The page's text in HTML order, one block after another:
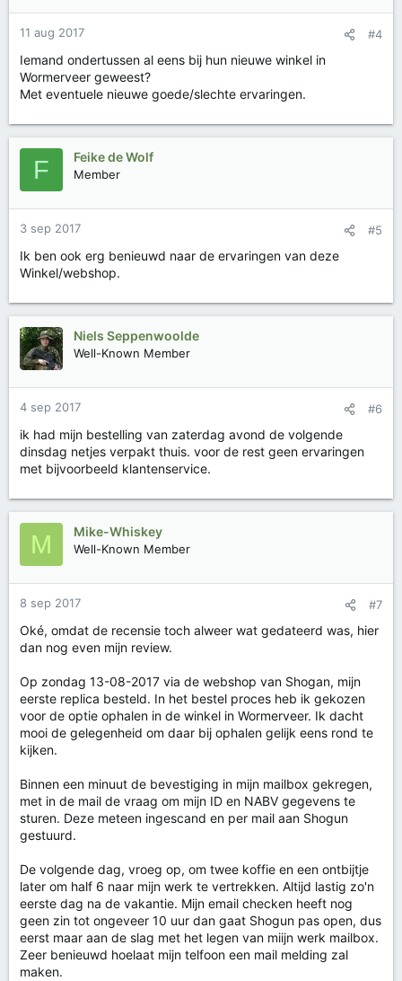
11 aug 2017 #4
Iemand ondertussen al eens bij hun nieuwe winkel in
Wormerveer geweest?
Met eventuele nieuwe goede/slechte ervaringen.
F Feike de Wolf
Member
3 sep 2017 #5
Ik ben ook erg benieuwd naar de ervaringen van deze
Winkel/webshop.
Niels Seppenwoolde
Well-Known Member
4 sep 2017 #6
ik had mijn bestelling van zaterdag avond de volgende
dinsdag netjes verpakt thuis. voor de rest geen ervaringen
met bijvoorbeeld klantenservice.
M Mike-Whiskey
Well-Known Member
8 sep 2017 #7
Oké, omdat de recensie toch alweer wat gedateerd was, hier
dan nog even mijn review.
Op zondag 13-08-2017 via de webshop van Shogan, mijn
eerste replica besteld. In het bestel proces heb ik gekozen
voor de optie ophalen in de winkel in Wormerveer. Ik dacht
mooi de gelegenheid om daar bij ophalen gelijk eens rond te
kijken.
Binnen een minuut de bevestiging in mijn mailbox gekregen,
met in de mail de vraag om mijn ID en NABV gegevens te
sturen. Deze meteen ingescand en per mail aan Shogun
gestuurd.
De volgende dag, vroeg op, om twee koffie en een ontbijtje
later om half 6 naar mijn werk te vertrekken. Altijd lastig zo'n
eerste dag na de vakantie. Mijn email checken heeft nog
geen zin tot ongeveer 10 uur dan gaat Shogun pas open, dus
eerst maar aan de slag met het legen van miijn werk mailbox.
Zeer benieuwd hoelaat mijn telfoon een mail melding zal
maken.